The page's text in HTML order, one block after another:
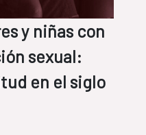
y niñas con
sexual:
en el siglo